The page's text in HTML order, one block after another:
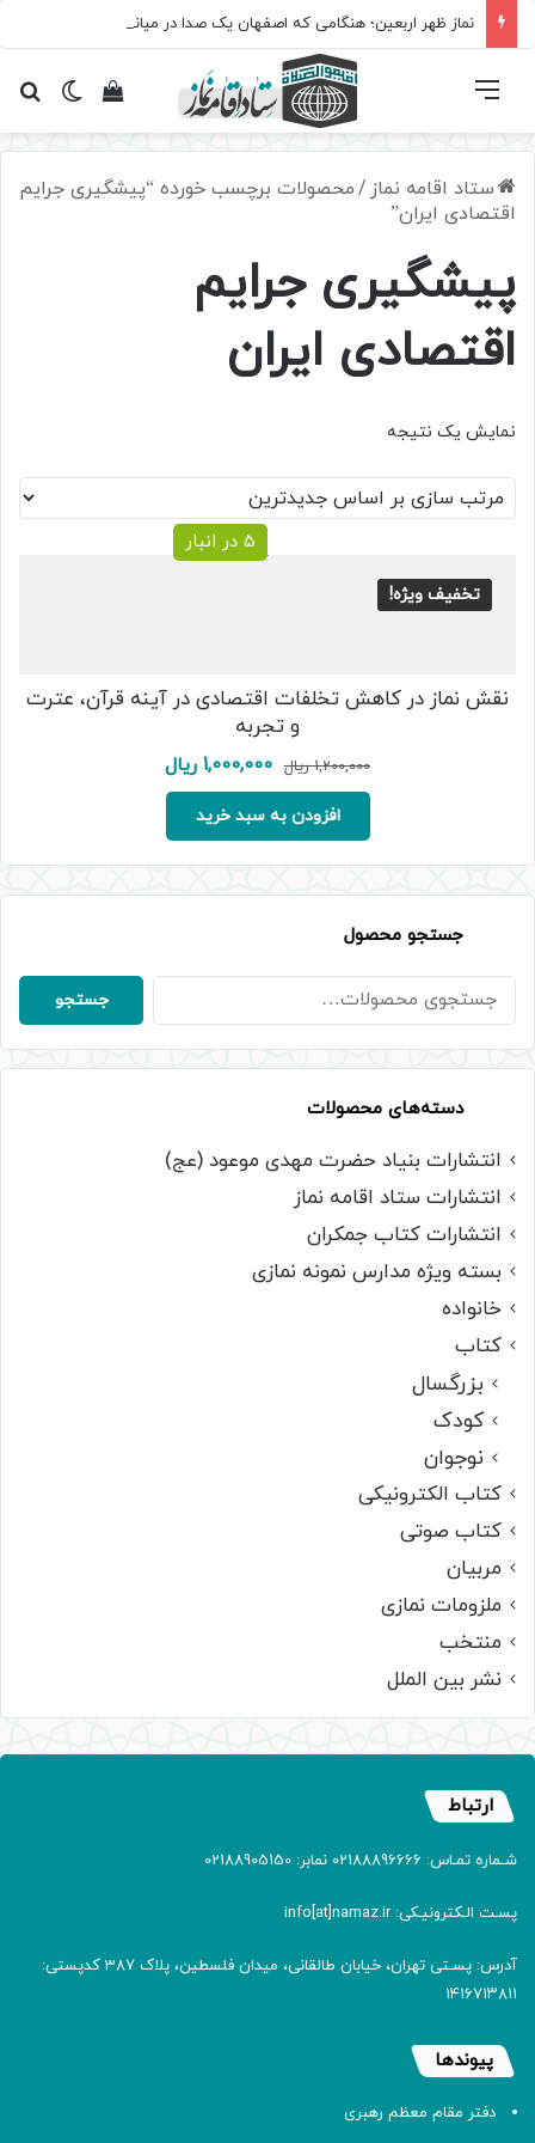
تغییرمشاهده فهرست
ستاد اقامه نماز /محصولات برچسب خورده “پیشگیری جرایم
اقتصادی ایران”
پیشگیری جرایم
اقتصادی ایران
نمایش یک نتیجه
تخفیف ویژه!
5 در انبار
نقش نماز در کاهش تخلفات اقتصادی در آینه قرآن، عترت
و تجربه
1,200,000 ریال قیمت
اصلی:
1,200,000 ریال
بود.
1,000,000 ریالقیمت
افزودن به سبد خرید
جستجو محصول
جستجو
برای:
جستجو
دسته‌های محصولات
انتشارات بنیاد حضرت مهدی موعود (عج)
انتشارات ستاد اقامه نماز
انتشارات کتاب جمکران
بسته ویژه مدارس نمونه نمازی
خانواده
کتاب
بزرگسال
کودک
نوجوان
کتاب الکترونیکی
کتاب صوتی
مربیان
ملزومات نمازی
منتخب
نشر بین الملل
ارتباط
شـماره تمـاس: 02188896666 نمابر: 02188905150
پسـت الـکترونیـکی: info[at]namaz.ir
آدرس: پسـتی تهران، خیابان طالقانی، میدان فلسطین، پلاک 387 کدپستی:
۱۴۱۶۷۱۳۸۱۱
پیوندها
دفتر مقام معظم رهبری